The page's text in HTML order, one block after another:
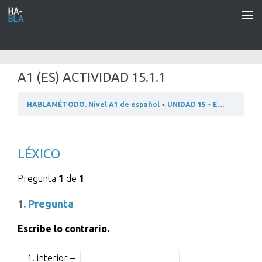
Saltar al contenido
A1 (ES) ACTIVIDAD 15.1.1
HABLAMÉTODO. Nivel A1 de español UNIDAD 15 – EN EL HOTEL
LÉXICO
Pregunta 1 de 1
1. Pregunta
Escribe lo contrario.
interior
interior – Fill